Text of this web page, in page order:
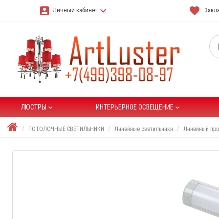
account_box Личный кабинет keyboard_arrow_down favorite
ЛЮСТРЫ keyboard_arrow_down ИНТЕРЬЕРНОЕ ОСВЕЩЕНИЕkeyboard_arrow_down
ПОТОЛОЧНЫЕ СВЕТИЛЬНИКИ Линейные светильники Линейный